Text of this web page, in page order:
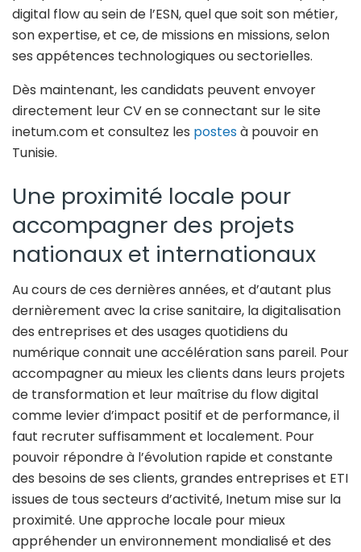
digital flow au sein de l’ESN, quel que soit son métier,
son expertise, et ce, de missions en missions, selon
ses appétences technologiques ou sectorielles.
Dès maintenant, les candidats peuvent envoyer
directement leur CV en se connectant sur le site
inetum.com et consultez les postesà pouvoir en
Tunisie.
Une proximité locale pour
accompagner des projets
nationaux et internationaux
Au cours de ces dernières années, et d’autant plus
dernièrement avec la crise sanitaire, la digitalisation
des entreprises et des usages quotidiens du
numérique connait une accélération sans pareil. Pour
accompagner au mieux les clients dans leurs projets
de transformation et leur maîtrise du flow digital
comme levier d’impact positif et de performance, il
faut recruter suffisamment et localement. Pour
pouvoir répondre à l’évolution rapide et constante
des besoins de ses clients, grandes entreprises et ETI
issues de tous secteurs d’activité, Inetum mise sur la
proximité. Une approche locale pour mieux
appréhender un environnement mondialisé et des